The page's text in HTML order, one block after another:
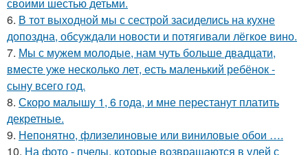
6. В тот выходной мы с сестрой засиделись на кухне
допоздна, обсуждали новости и потягивали лёгкое вино.
7. Мы с мужем молодые, нам чуть больше двадцати,
вместе уже несколько лет, есть маленький ребёнок -
сыну всего год.
8. Скоро малышу 1, 6 года, и мне перестанут платить
декретные.
9. Непонятно, флизелиновые или виниловые обои ….
10. На фото - пчелы, которые возвращаются в улей с